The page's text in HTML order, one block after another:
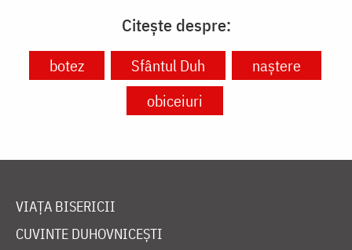
Citește despre:
botez Sfântul Duh
naștere
obiceiuri
VIAȚA BISERICII
CUVINTE DUHOVNICEȘTI